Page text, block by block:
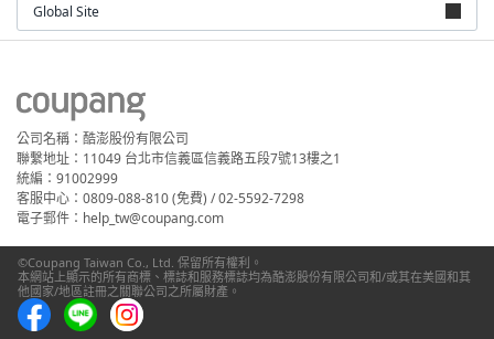
Global Site
公司名稱：酷澎股份有限公司
聯繫地址：11049 台北市信義區信義路五段7號13樓之1
統編：91002999
客服中心：0809-088-810 (免費) / 02-5592-7298
電子郵件：help_tw@coupang.com
©Coupang Taiwan Co., Ltd. 保留所有權利。
本網站上顯示的所有商標、標誌和服務標誌均為酷澎股份有限公司和/或其在美國和其
他國家/地區註冊之關聯公司之所屬財產。